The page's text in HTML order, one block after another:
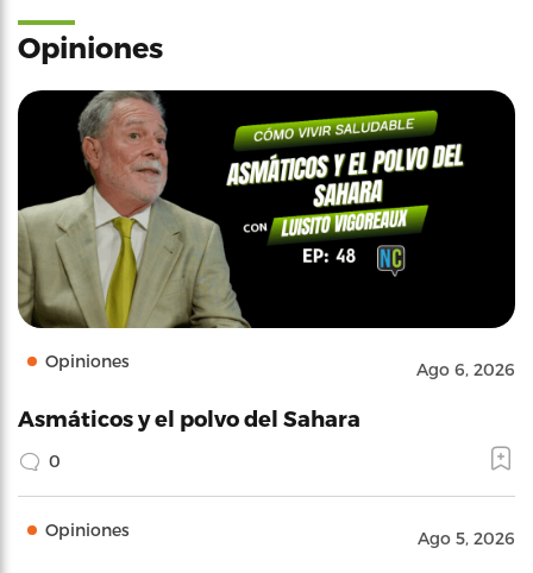
Opiniones
Opiniones Ago 6, 2026
Asmáticos y el polvo del Sahara
0
Opiniones Ago 5, 2026